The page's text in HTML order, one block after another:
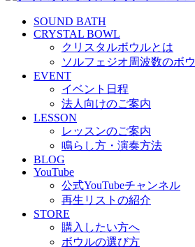
SOUND BATH
CRYSTAL BOWL
クリスタルボウルとは
ソルフェジオ周波数のボ
EVENT
イベント日程
法人向けのご案内
LESSON
レッスンのご案内
鳴らし方・演奏方法
BLOG
YouTube
公式YouTubeチャンネル
再生リストの紹介
STORE
購入したい方へ
ボウルの選び方